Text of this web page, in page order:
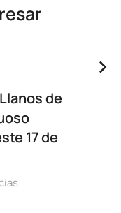
de
17 de